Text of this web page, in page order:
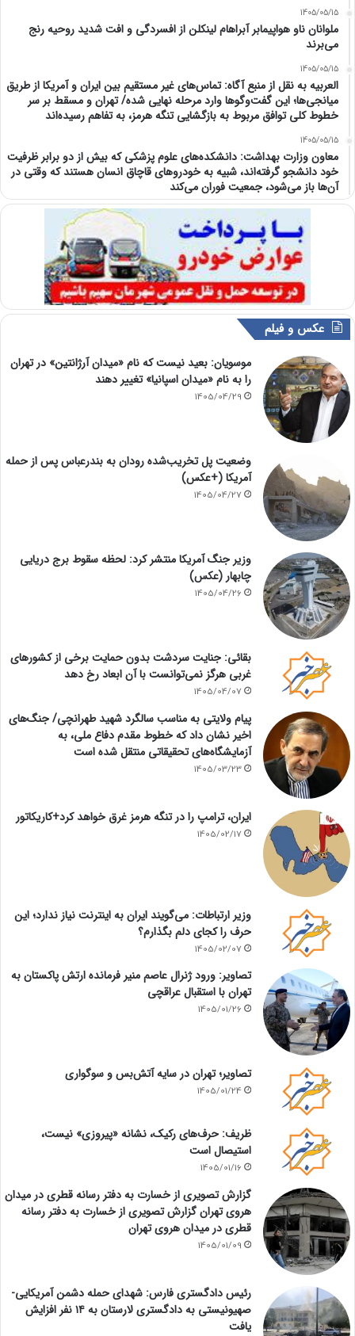
1405/05/15
ملوانان ناو هواپیمابر آبراهام لینکلن از افسردگی و افت شدید روحیه رنج
می‌برند
1405/05/15
العربیه به نقل از منبع آگاه: تماس‌های غیر مستقیم بین ایران و آمریکا از طریق
میانجی‌ها؛ این گفت‌و‌گو‌ها وارد مرحله نهایی شده/ تهران و مسقط بر سر
خطوط کلی توافق مربوط به بازگشایی تنگه هرمز، به تفاهم رسیده‌اند
1405/05/15
معاون وزارت بهداشت: دانشکده‌های علوم پزشکی که بیش از دو برابر ظرفیت
خود دانشجو گرفته‌اند، شبیه به خودرو‌های قاچاق انسان هستند که وقتی در
آن‌ها باز می‌شود، جمعیت فوران می‌کند
عکس و فیلم
موسویان: بعید نیست که نام «میدان آرژانتین» در تهران
را به نام «میدان اسپانیا» تغییر دهند
1405/04/29
وضعیت پل تخریب‌شده رودان به بندرعباس پس از حمله
آمریکا (+عکس)
1405/04/27
وزیر جنگ آمریکا منتشر کرد: لحظه سقوط برج دریایی
چابهار (عکس)
1405/04/26
بقائی: جنایت سردشت بدون حمایت برخی از کشورهای
غربی هرگز نمی‌توانست با آن ابعاد رخ دهد
1405/04/07
پیام ولایتی به مناسب سالگرد شهید طهرانچی/ جنگ‌های
اخیر نشان داد که خطوط مقدم دفاع ملی، به
آزمایشگاه‌های تحقیقاتی منتقل شده است
1405/03/23
ایران، ترامپ را در تنگه هرمز غرق خواهد کرد+کاریکاتور
1405/02/17
وزیر ارتباطات: می‌گویند ایران به اینترنت نیاز ندارد؛ این
حرف را کجای دلم بگذارم؟
1405/02/07
تصاویر: ورود ژنرال عاصم منیر فرمانده ارتش پاکستان به
تهران با استقبال عراقچی
1405/01/26
تصاویر؛ تهران در سایه آتش‌بس و سوگواری
1405/01/24
ظریف: حرف‌های رکیک، نشانه «پیروزی» نیست،
استیصال است
1405/01/16
گزارش تصویری از خسارت به دفتر رسانه قطری در میدان
هروی تهران گزارش تصویری از خسارت به دفتر رسانه
قطری در میدان هروی تهران
1405/01/09
رئیس دادگستری فارس: شهدای حمله دشمن آمریکایی-
صهیونیستی به دادگستری لارستان به ۱۴ نفر افزایش
یافت